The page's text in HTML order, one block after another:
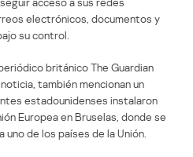
electrónicos, documentos y
su control.
británico The Guardian
también mencionan un
estadounidenses instalaron
Europea en Bruselas, donde se
de los países de la Unión.